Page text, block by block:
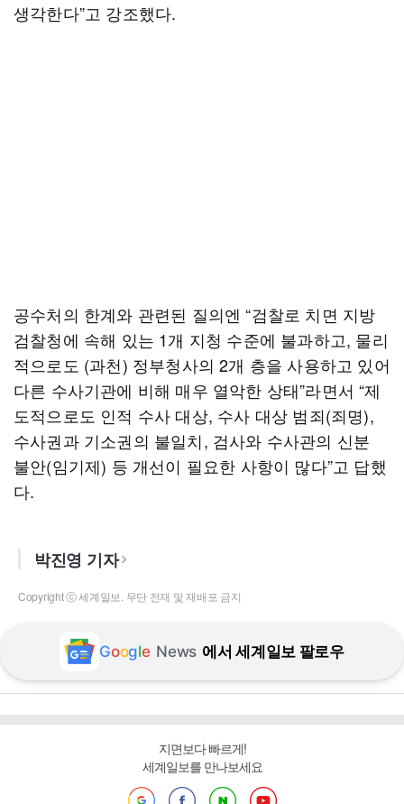
생각한다”고 강조했다.
공수처의 한계와 관련된 질의엔 “검찰로 치면 지방
검찰청에 속해 있는 1개 지청 수준에 불과하고, 물리
적으로도 (과천) 정부청사의 2개 층을 사용하고 있어
다른 수사기관에 비해 매우 열악한 상태”라면서 “제
도적으로도 인적 수사 대상, 수사 대상 범죄(죄명),
수사권과 기소권의 불일치, 검사와 수사관의 신분
불안(임기제) 등 개선이 필요한 사항이 많다”고 답했
다.
박진영 기자
Copyright ⓒ 세계일보. 무단 전재 및 재배포 금지
Google News 에서 세계일보 팔로우
지면보다 빠르게!
세계일보를 만나보세요